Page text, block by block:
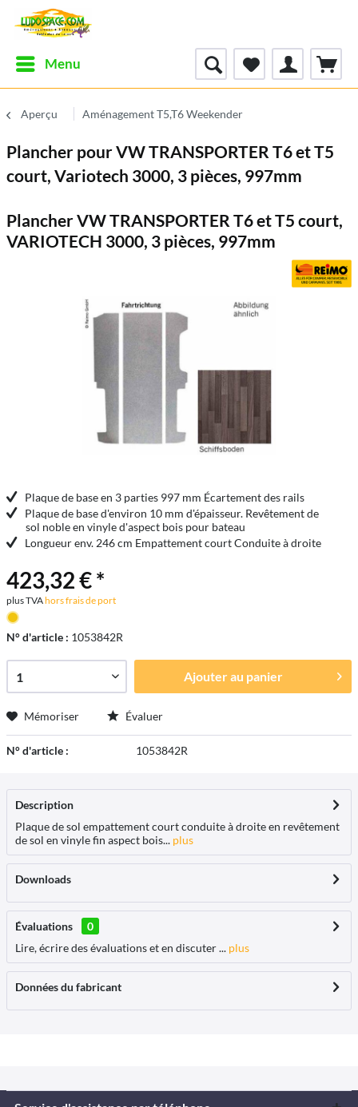
Menu
Aperçu Aménagement T5,T6 Weekender
Plancher pour VW TRANSPORTER T6 et T5
court, Variotech 3000, 3 pièces, 997mm
Plancher VW TRANSPORTER T6 et T5 court,
VARIOTECH 3000, 3 pièces, 997mm
Plaque de base en 3 parties 997 mm Écartement des rails
Plaque de base d'environ 10 mm d'épaisseur. Revêtement de
sol noble en vinyle d'aspect bois pour bateau
Longueur env. 246 cm Empattement court Conduite à droite
423,32 € *
plus TVAhors frais de port
N° d'article : 1053842R
Ajouter au panier
Mémoriser Évaluer
N° d'article : 1053842R
Description
Plaque de sol empattement court conduite à droite en revêtement
de sol en vinyle fin aspect bois... plus
Downloads
Évaluations
0
Lire, écrire des évaluations et en discuter ... plus
Données du fabricant